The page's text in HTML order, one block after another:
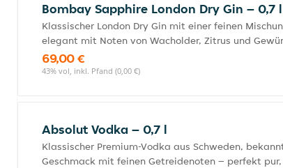
Bombay Sapphire London Dry Gin – 0,7 l
Klassischer London Dry Gin mit einer feinen
elegant mit Noten von Wacholder, Zitrus und
69,00 €
43% vol, inkl. Pfand (0,00 €)
Absolut Vodka – 0,7 l
Klassischer Premium-Vodka aus Schweden,
Geschmack mit feinen Getreidenoten – perfekt